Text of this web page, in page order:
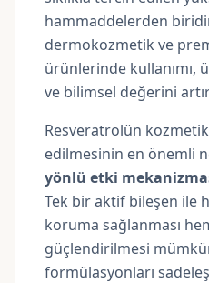
hammaddelerden
dermokozmetik ve
ürünlerinde kullanımı,
ve bilimsel değerini
Resveratrolün
edilmesinin en önemli
yönlü etki
Tek bir aktif bileşen ile
koruma sağlanması
güçlendirilmesi
formülasyonları